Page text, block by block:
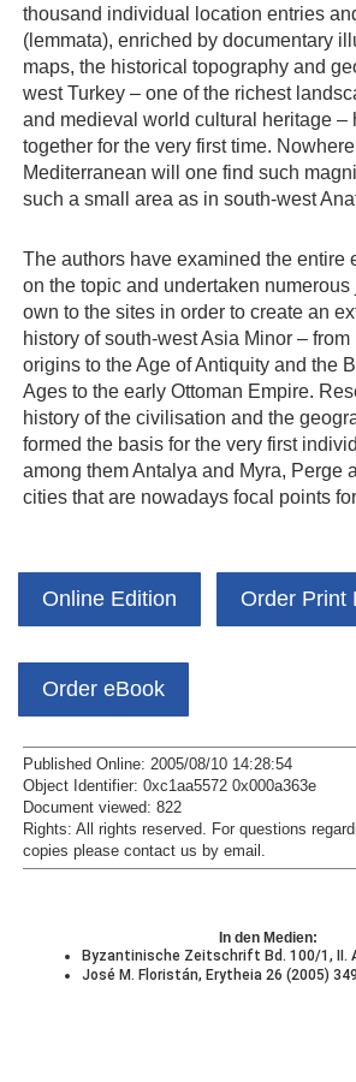
thousand individual location entries
(lemmata), enriched by documentary
maps, the historical topography and
west Turkey – one of the richest
and medieval world cultural heritage –
together for the very first time.
Mediterranean will one find such
such a small area as in south-west
The authors have examined the entire
on the topic and undertaken
own to the sites in order to create an
history of south-west Asia Minor –
origins to the Age of Antiquity and the
Ages to the early Ottoman Empire.
history of the civilisation and the
formed the basis for the very first
among them Antalya and Myra, Perge
cities that are nowadays focal points
Online Edition Order Print
Order eBook
Published Online: 2005/08/10 14:28:54
Object Identifier: 0xc1aa5572 0x000a363e
Document viewed: 822
Rights: All rights reserved.
For questions
copies please contact us by email
In den Medien:
Byzantinische Zeitschrift Bd. 100/1, II.
José M. Floristán, Erytheia 26 (2005)